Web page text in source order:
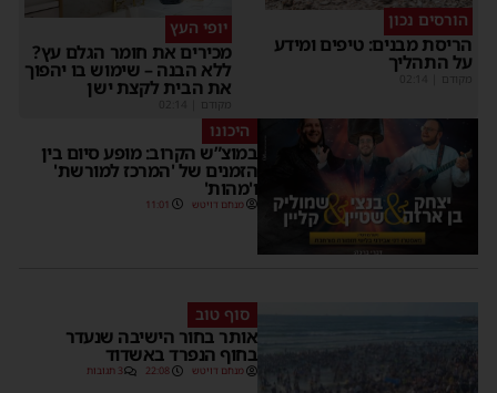
הורסים נכון
הריסת מבנים: טיפים ומידע
על התהליך
מקודם
יופי העץ
מכירים את חומר הגלם עץ?
ללא הבנה – שימוש בו יהפוך
את הבית לקצת ישן
מקודם
היכונו
במוצ”ש הקרוב: מופע סיום בין
הזמנים של 'המרכז למורשת'
ו'מהות'
מנחם דויטש 11:01
סוף טוב
אותר בחור הישיבה שנעדר
בחוף הנפרד באשדוד
מנחם דויטש 22:08 3 תגובות